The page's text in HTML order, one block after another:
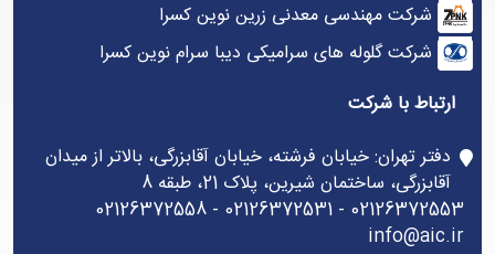
شرکت مهندسی معدنی زرین نوین کسرا
شرکت گلوله های سرامیکی دیبا سرام نوین کسرا
ارتباط با شرکت
دفتر تهران: خیابان فرشته، خیابان آقابزرگی، بالاتر از میدان
آقابزرگی، ساختمان شیرین، پلاک 21، طبقه 8
02126372553 - 02126372531 - 02126372558
info@aic.ir